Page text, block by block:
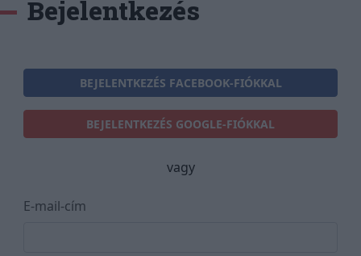
Bejelentkezés
BEJELENTKEZÉS FACEBOOK-FIÓKKAL
BEJELENTKEZÉS GOOGLE-FIÓKKAL
vagy
E-mail-cím